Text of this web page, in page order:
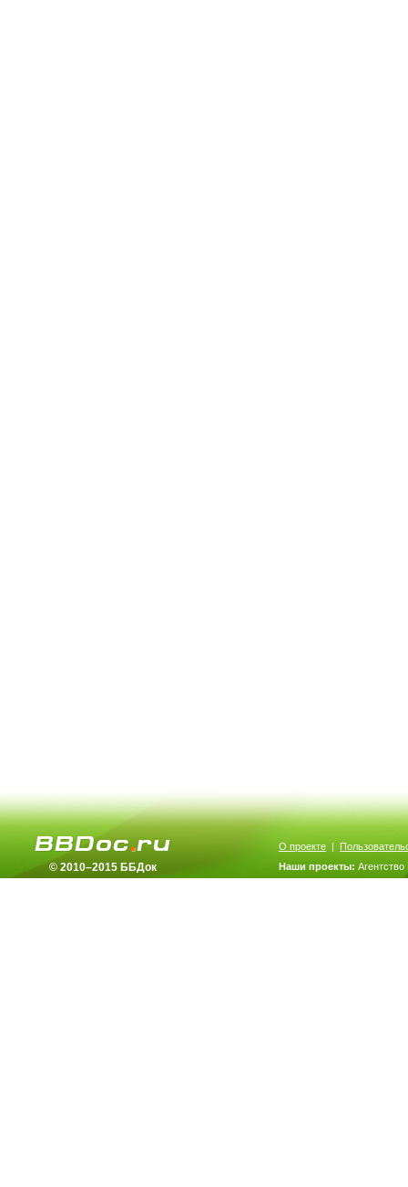
© 2010–2015 ББДок
О проекте |
Наши проекты: